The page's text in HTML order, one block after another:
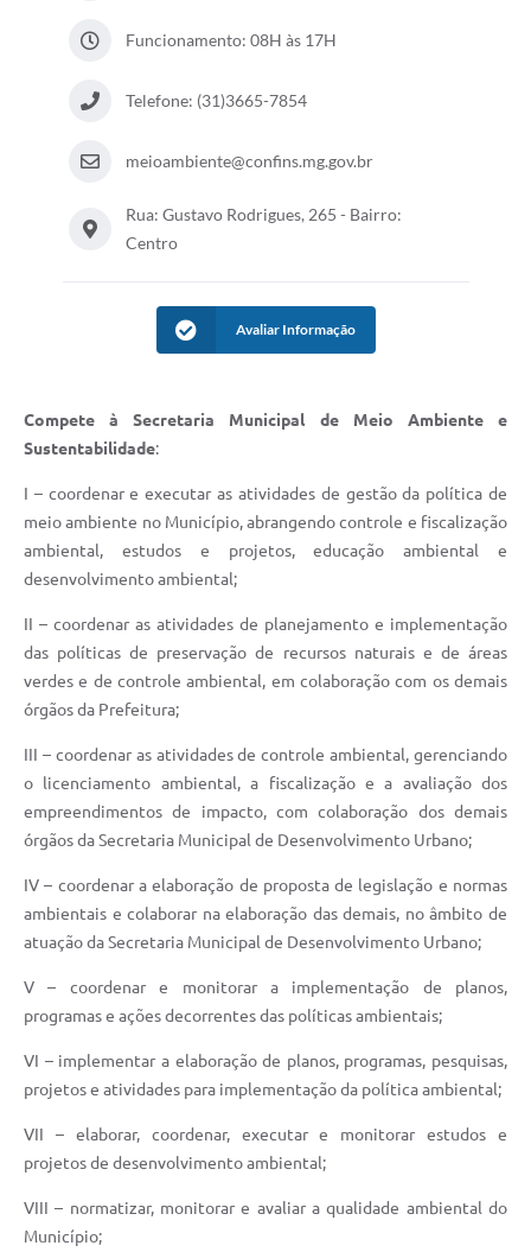
Funcionamento: 08H às 17H
Telefone: (31)3665-7854
meioambiente@confins.mg.gov.br
Rua: Gustavo Rodrigues, 265 - Bairro:
Centro
Avaliar Informação
Compete à Secretaria Municipal de Meio Ambiente e
Sustentabilidade:
I – coordenar e executar as atividades de gestão da política de
meio ambiente no Município, abrangendo controle e fiscalização
ambiental, estudos e projetos, educação ambiental e
desenvolvimento ambiental;
II – coordenar as atividades de planejamento e implementação
das políticas de preservação de recursos naturais e de áreas
verdes e de controle ambiental, em colaboração com os demais
órgãos da Prefeitura;
III – coordenar as atividades de controle ambiental, gerenciando
o licenciamento ambiental, a fiscalização e a avaliação dos
empreendimentos de impacto, com colaboração dos demais
órgãos da Secretaria Municipal de Desenvolvimento Urbano;
IV – coordenar a elaboração de proposta de legislação e normas
ambientais e colaborar na elaboração das demais, no âmbito de
atuação da Secretaria Municipal de Desenvolvimento Urbano;
V – coordenar e monitorar a implementação de planos,
programas e ações decorrentes das políticas ambientais;
VI – implementar a elaboração de planos, programas, pesquisas,
projetos e atividades para implementação da política ambiental;
VII – elaborar, coordenar, executar e monitorar estudos e
projetos de desenvolvimento ambiental;
VIII – normatizar, monitorar e avaliar a qualidade ambiental do
Município;